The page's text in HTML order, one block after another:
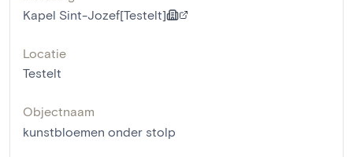
Kapel Sint-Jozef[Testelt]
Locatie
Testelt
Objectnaam
kunstbloemen onder stolp